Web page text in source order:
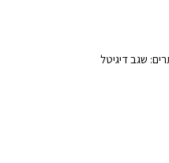
שגב דיגיטל